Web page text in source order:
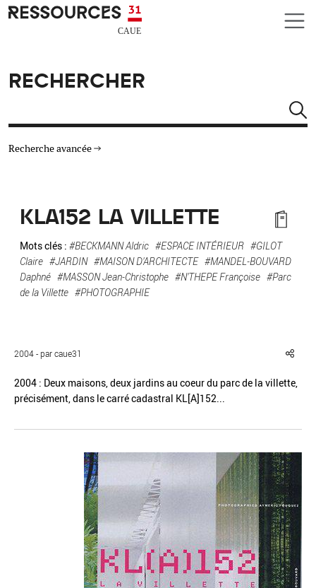
Aller au contenu principal
CAUE RESSOURCES 31
RECHERCHER
Recherche avancée
TYPE DE RESSOURCES
MATÉRIAUX
Réinitialiser Fermer la recherche avancée
KLA152 LA VILLETTE
Mots clés : #BECKMANN Aldric #ESPACE INTÉRIEUR #GILOT
Claire #JARDIN #MAISON D'ARCHITECTE #MANDEL-BOUVARD
Daphné #MASSON Jean-Christophe #N'THEPE Françoise #Parc
de la Villette #PHOTOGRAPHIE
2004 - par caue31
2004 : Deux maisons, deux jardins au coeur du parc de la villette,
précisément, dans le carré cadastral KL[A]152...